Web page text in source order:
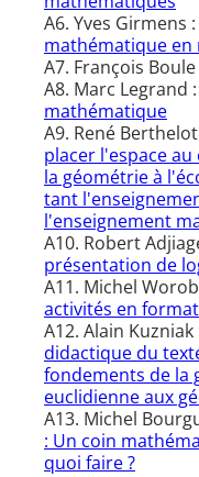
A6. Yves Girmens :
mathématique en
A7. François Boule
A8. Marc Legrand :
mathématique
A9. René
placer l'espace
la géométrie à
tant
l'enseignement
A10. Robert
présentation de
A11. Michel
activités en
A12. Alain Kuzniak
didactique du
fondements de la
euclidienne aux
A13. Michel
: Un coin
quoi faire ?